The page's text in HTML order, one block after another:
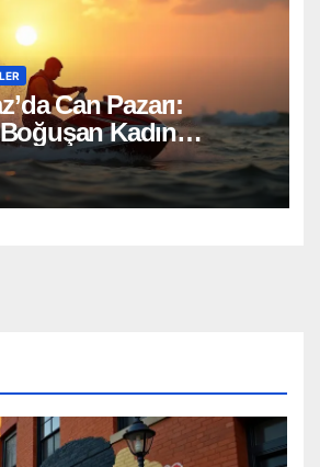
Can Pazarı:
Kadın